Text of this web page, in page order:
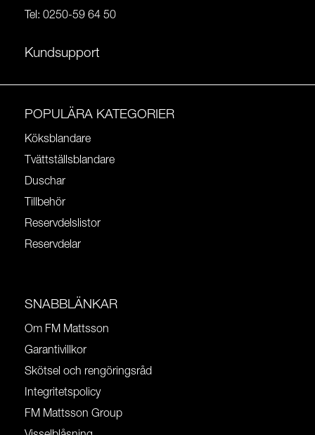
Tel: 0250-59 64 50
Kundsupport
POPULÄRA KATEGORIER
Köksblandare
Tvättställsblandare
Duschar
Tillbehör
Reservdelslistor
Reservdelar
SNABBLÄNKAR
Om FM Mattsson
Garantivillkor
Skötsel och rengöringsråd
Integritetspolicy
FM Mattsson Group